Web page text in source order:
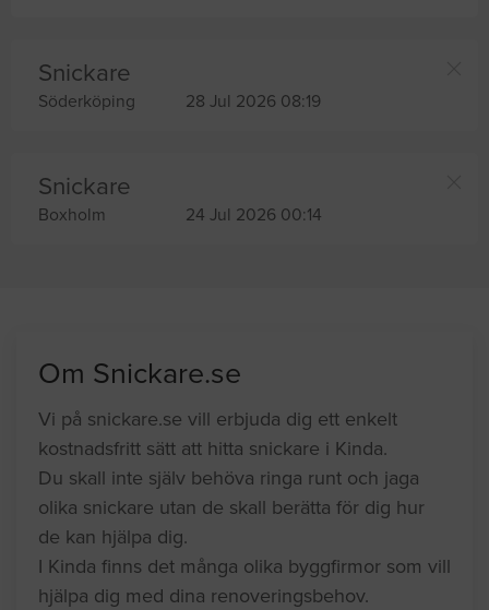
Snickare
Söderköping 28 Jul 2026 08:19
Snickare
Boxholm 24 Jul 2026 00:14
Om Snickare.se
Vi på snickare.se vill erbjuda dig ett enkelt
kostnadsfritt sätt att hitta snickare i Kinda.
Du skall inte själv behöva ringa runt och jaga
olika snickare utan de skall berätta för dig hur
de kan hjälpa dig.
I Kinda finns det många olika byggfirmor som vill
hjälpa dig med dina renoveringsbehov.